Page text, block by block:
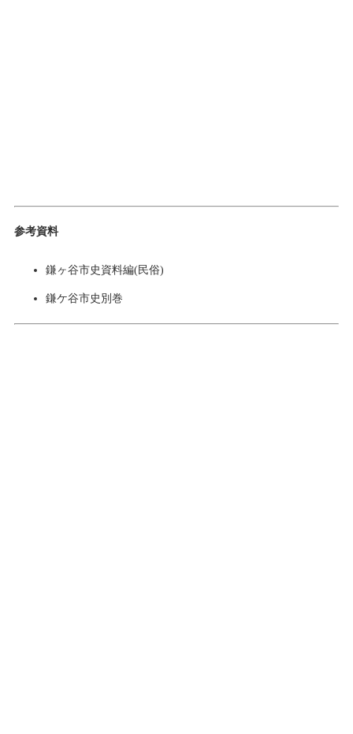
参考資料
鎌ヶ谷市史資料編(民俗)
鎌ケ谷市史別巻